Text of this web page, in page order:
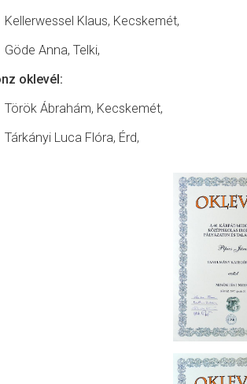
Kellerwessel Klaus, Kecskemét,
Göde Anna, Telki,
oklevél:
Török Ábrahám, Kecskemét,
Tárkányi Luca Flóra, Érd,